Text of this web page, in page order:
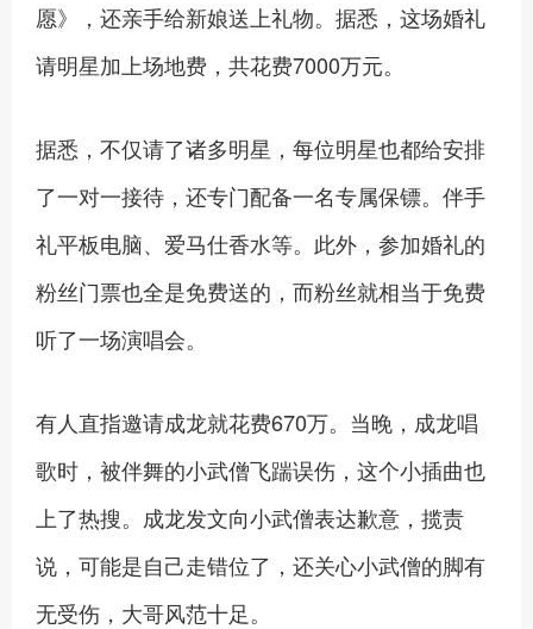
愿》，还亲手给新娘送上礼物。据悉，这场婚礼
请明星加上场地费，共花费7000万元。
据悉，不仅请了诸多明星，每位明星也都给安排
了一对一接待，还专门配备一名专属保镖。伴手
礼平板电脑、爱马仕香水等。此外，参加婚礼的
粉丝门票也全是免费送的，而粉丝就相当于免费
听了一场演唱会。
有人直指邀请成龙就花费670万。当晚，成龙唱
歌时，被伴舞的小武僧飞踹误伤，这个小插曲也
上了热搜。成龙发文向小武僧表达歉意，揽责
说，可能是自己走错位了，还关心小武僧的脚有
无受伤，大哥风范十足。